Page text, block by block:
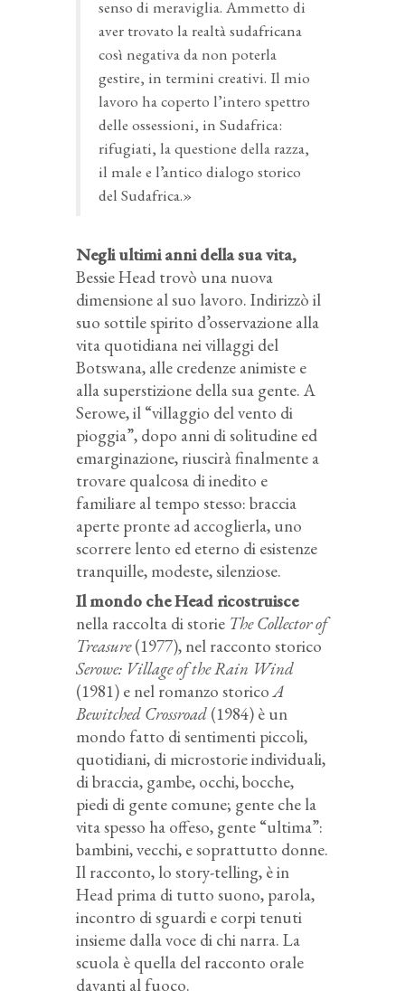
senso di meraviglia. Ammetto di
aver trovato la realtà sudafricana
così negativa da non poterla
gestire, in termini creativi. Il mio
lavoro ha coperto l’intero spettro
delle ossessioni, in Sudafrica:
rifugiati, la questione della razza,
il male e l’antico dialogo storico
del Sudafrica.»
Negli ultimi anni della sua vita,
Bessie Head trovò una nuova
dimensione al suo lavoro. Indirizzò il
suo sottile spirito d’osservazione alla
vita quotidiana nei villaggi del
Botswana, alle credenze animiste e
alla superstizione della sua gente. A
Serowe, il “villaggio del vento di
pioggia”, dopo anni di solitudine ed
emarginazione, riuscirà finalmente a
trovare qualcosa di inedito e
familiare al tempo stesso: braccia
aperte pronte ad accoglierla, uno
scorrere lento ed eterno di esistenze
tranquille, modeste, silenziose.
Il mondo che Head ricostruisce
nella raccolta di storie The Collector of
Treasure(1977), nel racconto storico
Serowe: Village of the Rain Wind
(1981) e nel romanzo storicoA
Bewitched Crossroad (1984) è un
mondo fatto di sentimenti piccoli,
quotidiani, di microstorie individuali,
di braccia, gambe, occhi, bocche,
piedi di gente comune; gente che la
vita spesso ha offeso, gente “ultima”:
bambini, vecchi, e soprattutto donne.
Il racconto, lo story-telling, è in
Head prima di tutto suono, parola,
incontro di sguardi e corpi tenuti
insieme dalla voce di chi narra. La
scuola è quella del racconto orale
davanti al fuoco.